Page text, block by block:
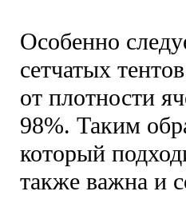
Особенно
сетчатых
от плотности
98%. Таким
который
также важна и